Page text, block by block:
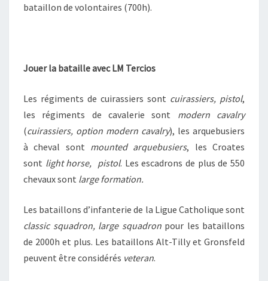
bataillon de volontaires (700h).
Jouer la bataille avec LM Tercios
Les régiments de cuirassiers sont cuirassiers, pistol,
les régiments de cavalerie sont modern cavalry
(cuirassiers, option modern cavalry), les arquebusiers
à cheval sont mounted arquebusiers, les Croates
sont light horse, pistol. Les escadrons de plus de 550
chevaux sont large formation.
Les bataillons d’infanterie de la Ligue Catholique sont
classic squadron, large squadron pour les bataillons
de 2000h et plus. Les bataillons Alt-Tilly et Gronsfeld
peuvent être considérés veteran.